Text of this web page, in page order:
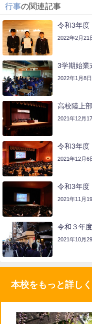
行事の関連記事
令和3年
2022年2月21
3学期始業
2022年1月8日
高校陸上
2021年12月
令和3年
2021年12月6
令和3年
2021年11月
令和３年
2021年10月
本校をもっと詳し